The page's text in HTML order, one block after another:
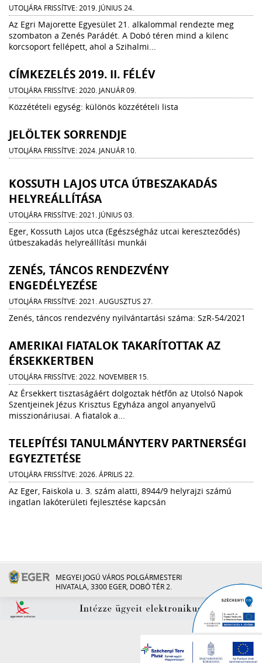
UTOLJÁRA FRISSÍTVE: 2019. JÚNIUS 24.
Az Egri Majorette Egyesület 21. alkalommal rendezte meg
szombaton a Zenés Parádét. A Dobó téren mind a kilenc
korcsoport fellépett, ahol a Szihalmi...
CÍMKEZELÉS 2019. II. FÉLÉV
UTOLJÁRA FRISSÍTVE: 2020. JANUÁR 09.
Közzétételi egység: különös közzétételi lista
JELÖLTEK SORRENDJE
UTOLJÁRA FRISSÍTVE: 2024. JANUÁR 10.
KOSSUTH LAJOS UTCA ÚTBESZAKADÁS
HELYREÁLLÍTÁSA
UTOLJÁRA FRISSÍTVE: 2021. JÚNIUS 03.
Eger, Kossuth Lajos utca (Egészségház utcai kereszteződés)
útbeszakadás helyreállítási munkái
ZENÉS, TÁNCOS RENDEZVÉNY
ENGEDÉLYEZÉSE
UTOLJÁRA FRISSÍTVE: 2021. AUGUSZTUS 27.
Zenés, táncos rendezvény nyilvántartási száma: SzR-54/2021
AMERIKAI FIATALOK TAKARÍTOTTAK AZ
ÉRSEKKERTBEN
UTOLJÁRA FRISSÍTVE: 2022. NOVEMBER 15.
Az Érsekkert tisztaságáért dolgoztak hétfőn az Utolsó Napok
Szentjeinek Jézus Krisztus Egyháza angol anyanyelvű
misszionáriusai. A fiatalok a...
TELEPÍTÉSI TANULMÁNYTERV PARTNERSÉGI
EGYEZTETÉSE
UTOLJÁRA FRISSÍTVE: 2026. ÁPRILIS 22.
Az Eger, Faiskola u. 3. szám alatti, 8944/9 helyrajzi számú
ingatlan lakóterületi fejlesztése kapcsán
MEGYEI JOGÚ VÁROS POLGÁRMESTERI
HIVATALA, 3300 EGER, DOBÓ TÉR 2.